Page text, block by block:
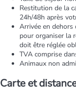
Restitution de la
24h/48h après
Arrivée en dehors
pour organiser la
doit être réglée
TVA comprise
Animaux non
Carte et